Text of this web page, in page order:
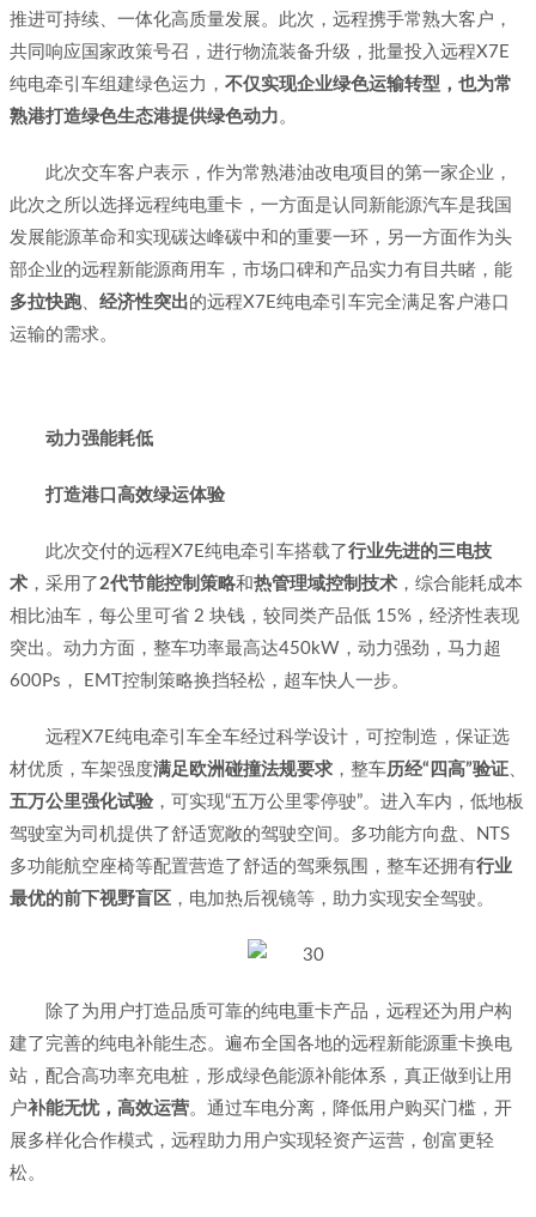
推进可持续、一体化高质量发展。此次，远程携手常熟大客户，
共同响应国家政策号召，进行物流装备升级，批量投入远程X7E
纯电牵引车组建绿色运力， 不仅实现企业绿色运输转型，也为常
熟港打造绿色生态港提供绿色动力。
此次交车客户表示，作为常熟港油改电项目的第一家企业，
此次之所以选择远程纯电重卡，一方面是认同新能源汽车是我国
发展能源革命和实现碳达峰碳中和的重要一环，另一方面作为头
部企业的远程新能源商用车，市场口碑和产品实力有目共睹，能
多拉快跑、 经济性突出的远程X7E纯电牵引车完全满足客户港口
运输的需求。
动力强能耗低
打造港口高效绿运体验
此次交付的远程X7E纯电牵引车搭载了行业先进的三电技
术 ，采用了2代节能控制策略和热管理域控制技术 ，综合能耗成本
相比油车，每公里可省 2 块钱，较同类产品低 15%，经济性表现
突出。动力方面，整车功率最高达450kW，动力强劲，马力超
600Ps， EMT控制策略换挡轻松，超车快人一步。
远程X7E纯电牵引车全车经过科学设计，可控制造，保证选
材优质，车架强度满足欧洲碰撞法规要求 ，整车历经“四高”验证、
五万公里强化试验，可实现“五万公里零停驶”。进入车内，低地板
驾驶室为司机提供了舒适宽敞的驾驶空间。多功能方向盘、NTS
多功能航空座椅等配置营造了舒适的驾乘氛围，整车还拥有行业
最优的前下视野盲区 ，电加热后视镜等，助力实现安全驾驶。
除了为用户打造品质可靠的纯电重卡产品，远程还为用户构
建了完善的纯电补能生态。遍布全国各地的远程新能源重卡换电
站，配合高功率充电桩，形成绿色能源补能体系，真正做到让用
户补能无忧，高效运营。通过车电分离，降低用户购买门槛，开
展多样化合作模式，远程助力用户实现轻资产运营，创富更轻
松。